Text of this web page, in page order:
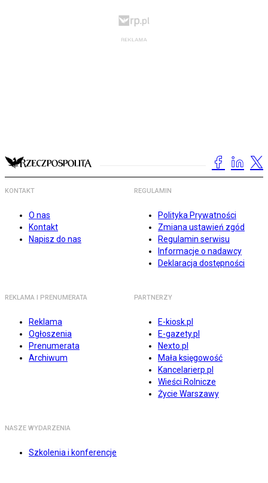
KONTAKT
O nas
Kontakt
Napisz do nas
REGULAMIN
Polityka Prywatności
Zmiana ustawień zgód
Regulamin serwisu
Informacje o nadawcy
Deklaracja dostępności
REKLAMA I PRENUMERATA
Reklama
Ogłoszenia
Prenumerata
Archiwum
PARTNERZY
E-kiosk.pl
E-gazety.pl
Nexto.pl
Mała księgowość
Kancelarierp.pl
Wieści Rolnicze
Życie Warszawy
NASZE WYDARZENIA
Szkolenia i konferencje